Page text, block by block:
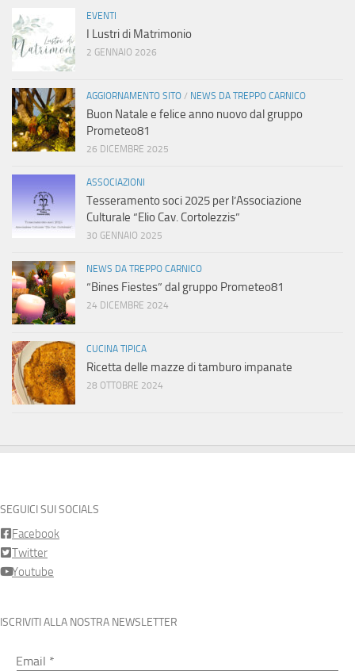
EVENTI
I Lustri di Matrimonio
2 GENNAIO 2026
AGGIORNAMENTO SITO / NEWS DA TREPPO CARNICO
Buon Natale e felice anno nuovo dal gruppo
Prometeo81
26 DICEMBRE 2025
ASSOCIAZIONI
Tesseramento soci 2025 per l’Associazione
Culturale “Elio Cav. Cortolezzis”
30 GENNAIO 2025
NEWS DA TREPPO CARNICO
“Bines Fiestes” dal gruppo Prometeo81
24 DICEMBRE 2024
CUCINA TIPICA
Ricetta delle mazze di tamburo impanate
28 OTTOBRE 2024
SEGUICI SUI SOCIALS
Facebook
Twitter
Youtube
ISCRIVITI ALLA NOSTRA NEWSLETTER
Email *